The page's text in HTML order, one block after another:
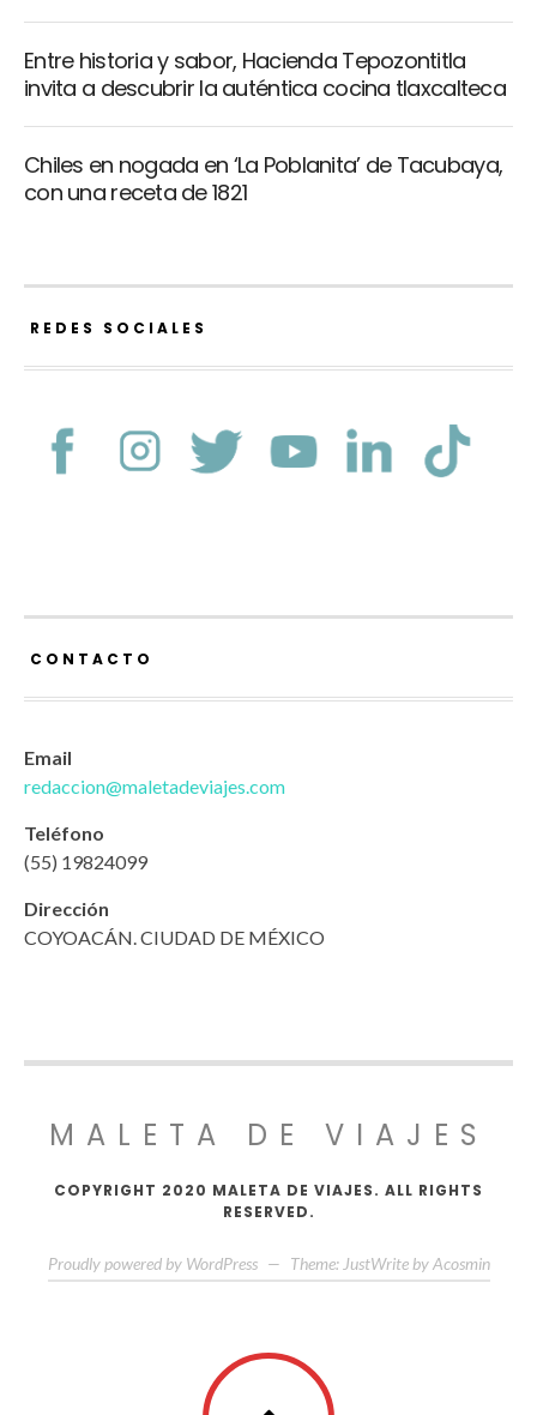
Entre historia y sabor, Hacienda Tepozontitla
invita a descubrir la auténtica cocina tlaxcalteca
Chiles en nogada en ‘La Poblanita’ de Tacubaya,
con una receta de 1821
REDES SOCIALES
CONTACTO
Email
redaccion@maletadeviajes.com
Teléfono
(55) 19824099
Dirección
COYOACÁN. CIUDAD DE MÉXICO
MALETA DE VIAJES
COPYRIGHT 2020 MALETA DE VIAJES. ALL RIGHTS
RESERVED.
Proudly powered by WordPress — Theme: JustWrite by Acosmin